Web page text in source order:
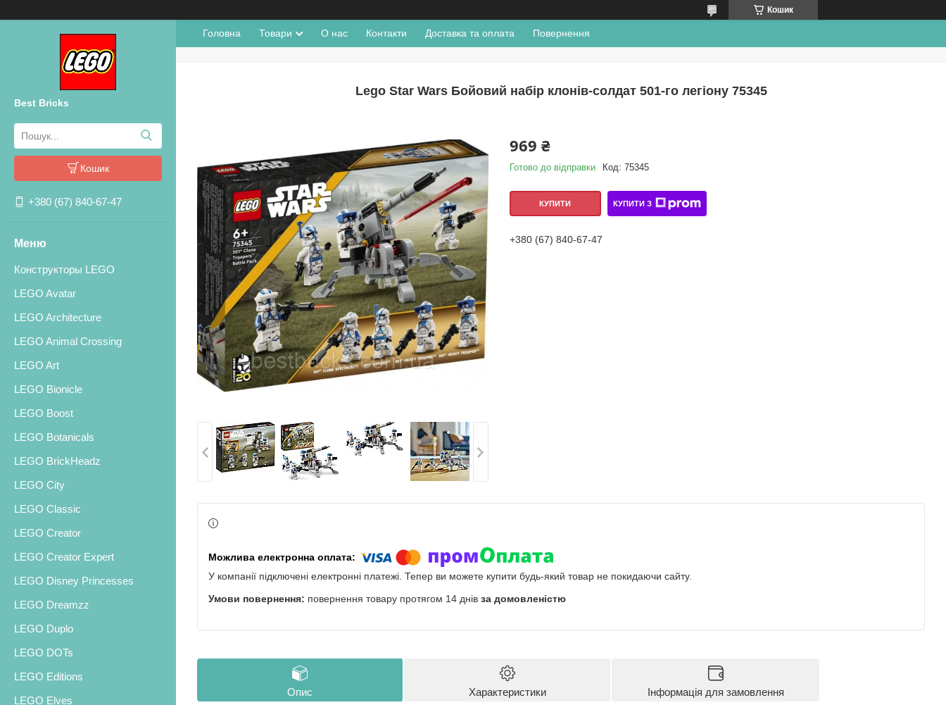
Кошик
Best Bricks
Кошик
+380 (67) 840-67-47
Конструкторы LEGO
LEGO Avatar
LEGO Architecture
LEGO Animal Crossing
LEGO Art
LEGO Bionicle
LEGO Boost
LEGO Botanicals
LEGO BrickHeadz
LEGO City
LEGO Classic
LEGO Creator
LEGO Creator Expert
LEGO Disney Princesses
LEGO Dreamzz
LEGO Duplo
LEGO DOTs
LEGO Editions
LEGO Elves
Головна Товари О нас Контакти Доставка та оплата Повернення
Lego Star Wars Бойовий набір клонів-солдат 501-го легіону 75345
969 ₴
Готово до відправки Код: 75345
КУПИТИ КУПИТИ З
+380 (67) 840-67-47
У компанії підключені електронні платежі. Тепер ви можете купити будь-який товар не покидаючи сайту.
повернення товару протягом 14 днів за домовленістю
Опис Характеристики Інформація для замовлення